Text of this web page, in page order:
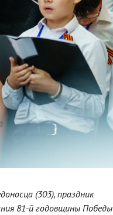
(303), праздник
81-й годовщины Победы